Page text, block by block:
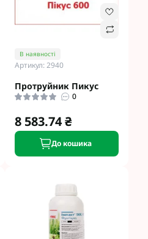
В наявності
Артикул: 2940
Протруйник Пикус
0
8 583.74 ₴
До кошика